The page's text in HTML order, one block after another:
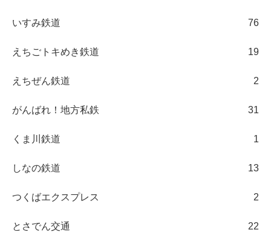
いすみ鉄道 76
えちごトキめき鉄道 19
えちぜん鉄道 2
がんばれ！地方私鉄 31
くま川鉄道 1
しなの鉄道 13
つくばエクスプレス 2
とさでん交通 22